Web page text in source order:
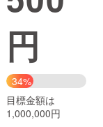
Creation
コミュニティ
円
34%
目標金額は
1,000,000円